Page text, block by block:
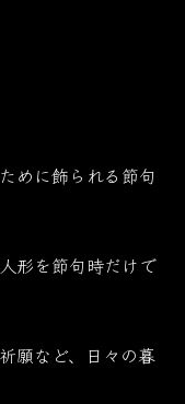
めに飾られる節句
形を節句時だけで
願など、日々の暮